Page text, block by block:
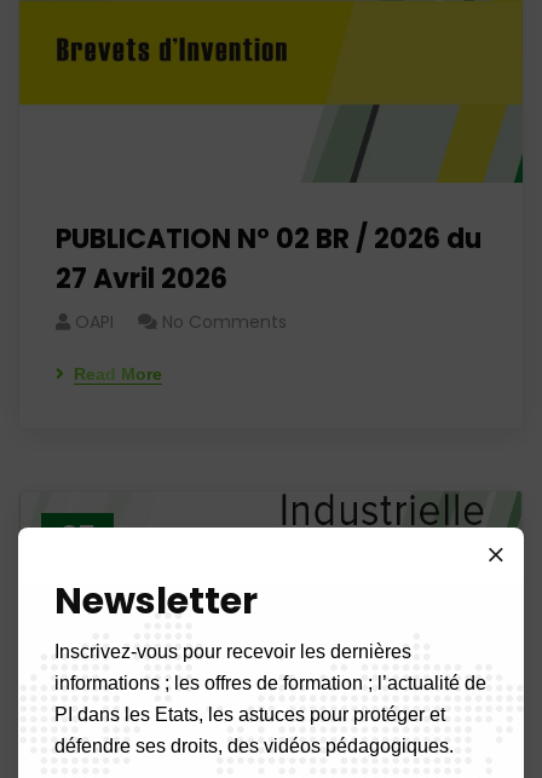
PUBLICATION N° 02 BR / 2026 du
27 Avril 2026
OAPI No Comments
Read More
25
Newsletter
Inscrivez-vous pour recevoir les dernières
informations ; les offres de formation ; l’actualité de
PI dans les Etats, les astuces pour protéger et
défendre ses droits, des vidéos pédagogiques.